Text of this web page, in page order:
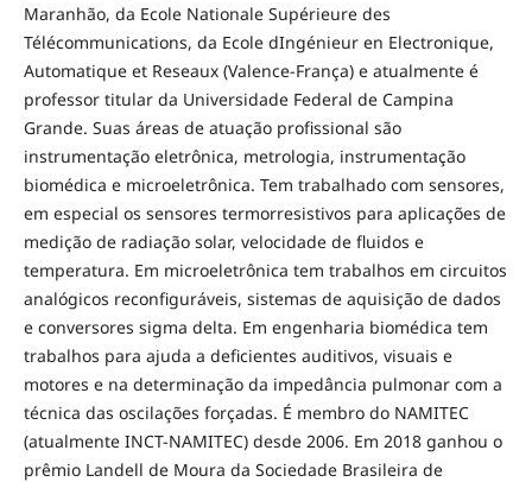
Maranhão, da Ecole Nationale Supérieure des
Télécommunications, da Ecole dIngénieur en Electronique,
Automatique et Reseaux (Valence-França) e atualmente é
professor titular da Universidade Federal de Campina
Grande. Suas áreas de atuação profissional são
instrumentação eletrônica, metrologia, instrumentação
biomédica e microeletrônica. Tem trabalhado com sensores,
em especial os sensores termorresistivos para aplicações de
medição de radiação solar, velocidade de fluidos e
temperatura. Em microeletrônica tem trabalhos em circuitos
analógicos reconfiguráveis, sistemas de aquisição de dados
e conversores sigma delta. Em engenharia biomédica tem
trabalhos para ajuda a deficientes auditivos, visuais e
motores e na determinação da impedância pulmonar com a
técnica das oscilações forçadas. É membro do NAMITEC
(atualmente INCT-NAMITEC) desde 2006. Em 2018 ganhou o
prêmio Landell de Moura da Sociedade Brasileira de